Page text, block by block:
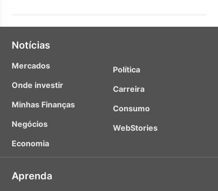
Notícias
Mercados
Onde investir
Minhas Finanças
Negócios
Economia
Política
Carreira
Consumo
WebStories
Aprenda